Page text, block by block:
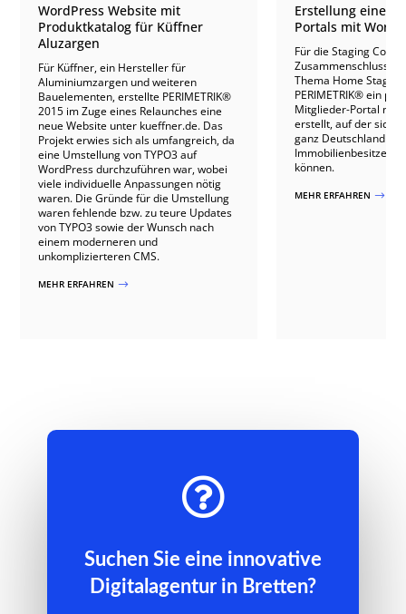
WordPress Website mit
Produktkatalog für Küffner
Aluzargen
Für Küffner, ein Hersteller für
Aluminiumzargen und weiteren
Bauelementen, erstellte PERIMETRIK®
2015 im Zuge eines Relaunches eine
neue Website unter kueffner.de. Das
Projekt erwies sich als umfangreich, da
eine Umstellung von TYPO3 auf
WordPress durchzuführen war, wobei
viele individuelle Anpassungen nötig
waren. Die Gründe für die Umstellung
waren fehlende bzw. zu teure Updates
von TYPO3 sowie der Wunsch nach
einem moderneren und
unkomplizierteren CMS.
MEHR ERFAHREN $
Erstellung eines
Portals mit
Für die Staging
Zusammenschluss
Thema Home
PERIMETRIK® ein
Mitglieder-Portal mit
erstellt, auf der sich
ganz Deutschland
Immobilienbesitzern
können.
MEHR ERFAHREN $

Suchen Sie eine innovative
Digitalagentur in Bretten?